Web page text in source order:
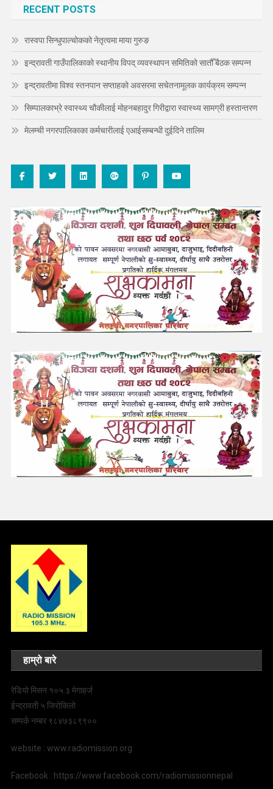
RECENT POSTS
रास्वपा सिन्धुपाल्चोकको नेतृत्वमा माया गुरुङ
इन्द्रावती गाउँपालिकाको स्थानीय विपद् व्यवस्थापन समितिको सातौँ बैठक सम्पन्न
इन्द्रावतीमा विश्व स्तनपान सप्ताहको अवसरमा सचेतनामूलक कार्यक्रम सम्पन्न
सिम्पालकाभ्रे स्वास्थ्य चौकीलाई मोहनबहादुर गिरीद्वारा स्वास्थ्य सामग्री हस्तान्तरण
मेलम्ची नगरपालिकाका कर्मचारीलाई एआईसम्बन्धी दुईदिने तालिम
हाम्रो बारे
रेडियो मिसन १०५.३ मेगाहर्ज
ईन्द्रावती ५ जिरोकिलो
सम्पर्क नम्बर ९८४७३८९९००
website : www.radiomission.org
Facebook : https://www.facebook.com/radiomissionnepal